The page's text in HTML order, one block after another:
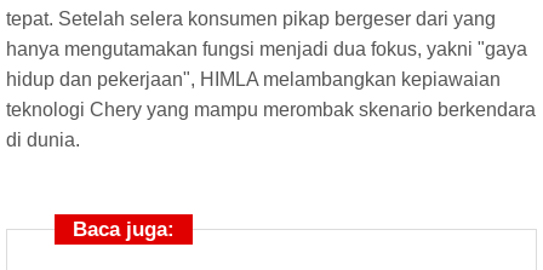
tepat. Setelah selera konsumen pikap bergeser dari yang
hanya mengutamakan fungsi menjadi dua fokus, yakni "gaya
hidup dan pekerjaan", HIMLA melambangkan kepiawaian
teknologi Chery yang mampu merombak skenario berkendara
di dunia.
Baca juga: